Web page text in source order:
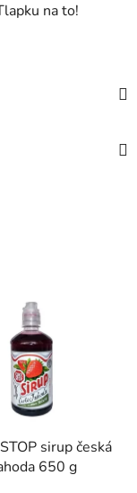
na to!
sirup česká
650 g